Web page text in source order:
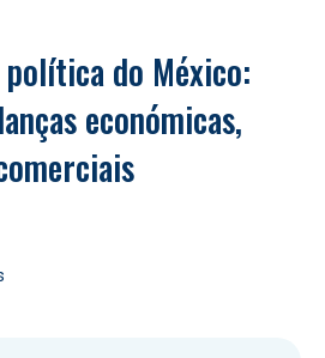
do México:
económicas,